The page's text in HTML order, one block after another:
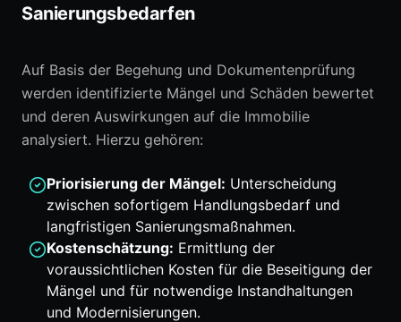
Sanierungsbedarfen
Auf Basis der Begehung und Dokumentenprüfung
werden identifizierte Mängel und Schäden bewertet
und deren Auswirkungen auf die Immobilie
analysiert. Hierzu gehören:
Priorisierung der Mängel: Unterscheidung
zwischen sofortigem Handlungsbedarf und
langfristigen Sanierungsmaßnahmen.
Kostenschätzung: Ermittlung der
voraussichtlichen Kosten für die Beseitigung der
Mängel und für notwendige Instandhaltungen
und Modernisierungen.